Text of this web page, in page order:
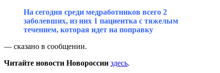
На сегодня среди медработников всего 2
заболевших, из них 1 пациентка с тяжелым
течением, которая идет на поправку
— сказано в сообщении.
Читайте новости Новороссии здесь.